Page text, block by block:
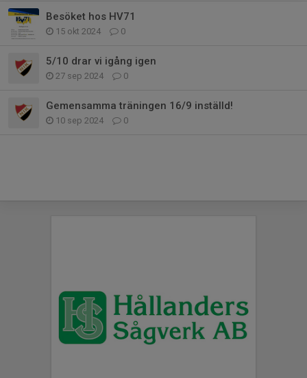
Besöket hos HV71
15 okt 2024 0
5/10 drar vi igång igen
27 sep 2024 0
Gemensamma träningen 16/9 inställd!
10 sep 2024 0